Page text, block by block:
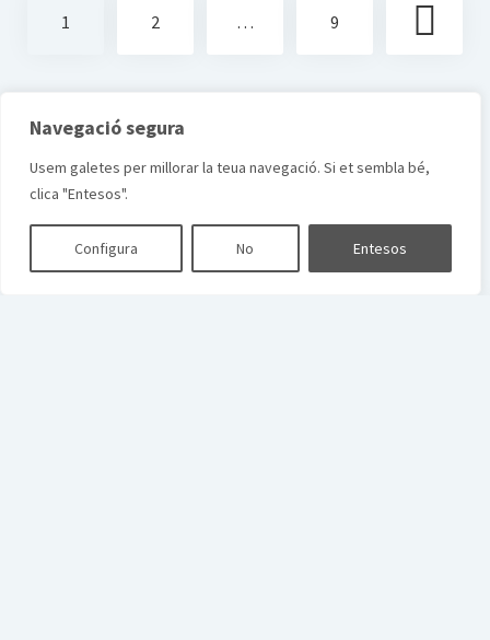
Navegació segura
Usem galetes per millorar la teua navegació. Si et sembla bé,
clica "Entesos".
Configura No Entesos
1 2 … 9